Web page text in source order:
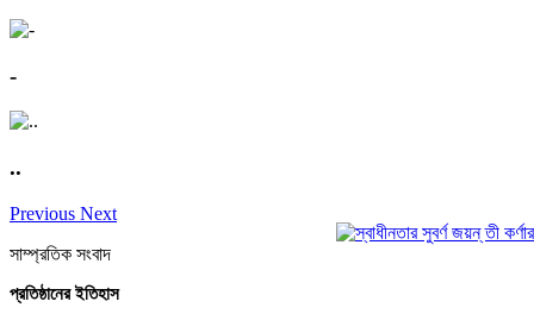
-
..
Previous Next
সাম্প্রতিক সংবাদ
প্রতিষ্ঠানের ইতিহাস